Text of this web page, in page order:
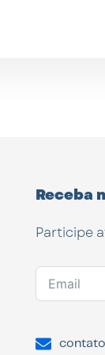
Receba
Participe